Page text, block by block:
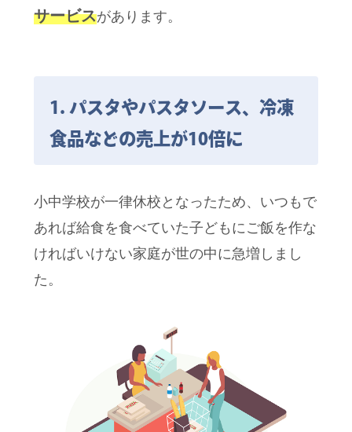
サービスがあります。
1. パスタやパスタソース、冷凍
食品などの売上が10倍に
小中学校が一律休校となったため、いつもで
あれば給食を食べていた子どもにご飯を作な
ければいけない家庭が世の中に急増しまし
た。